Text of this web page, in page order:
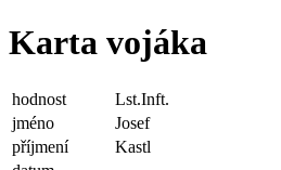
Karta vojáka
hodnost
Lst.Inft.
jméno
Josef
příjmení
Kastl